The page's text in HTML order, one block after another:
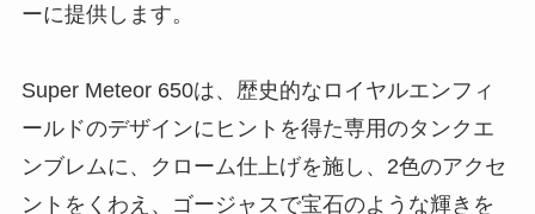
ーに提供します。
Super Meteor 650は、歴史的なロイヤルエンフィ
ールドのデザインにヒントを得た専用のタンクエ
ンブレムに、クローム仕上げを施し、2色のアクセ
ントをくわえ、ゴージャスで宝石のような輝きを